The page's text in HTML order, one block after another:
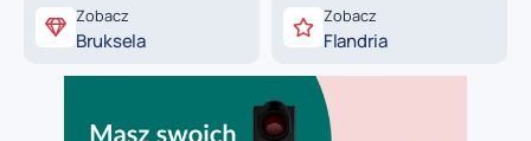
Zobacz
Bruksela
Zobacz
Flandria